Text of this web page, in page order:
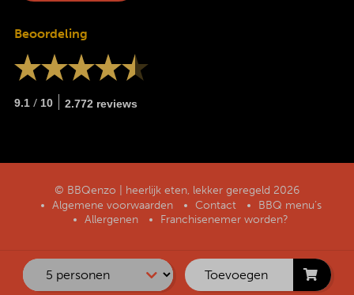
Toevoegen
Beoordeling
9.1 / 10 2.772 reviews
© BBQenzo | heerlijk eten, lekker geregeld 2026
Algemene voorwaarden
Contact
BBQ menu’s
Allergenen
Franchisenemer worden?